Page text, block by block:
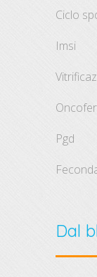
ciclo
imsi
pgd
Dal